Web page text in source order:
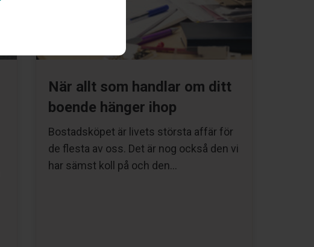
När allt som handlar om ditt
boende hänger ihop
Bostadsköpet är livets största affär för
de flesta av oss. Det är nog också den vi
har sämst koll på och den…